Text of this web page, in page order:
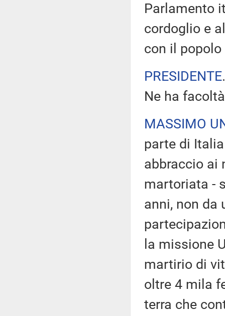
Parlamento
cordoglio e
con il
PRESIDENTE
Ne ha
MASSIMO
parte di
abbraccio ai
martoriata -
anni, non da
la missione
martirio di
oltre 4 mila
terra che